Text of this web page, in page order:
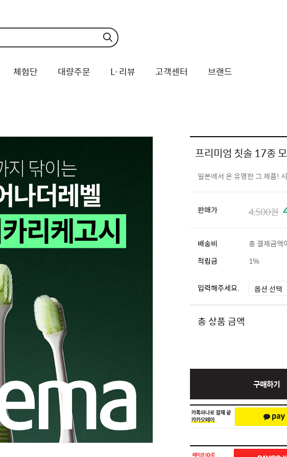
체험단 대량주문 L·리뷰 고객센터 브랜드
프리미엄 칫솔 17종
일본에서 온 유명한 그 제품!
판매가 4,500원
배송비
총 결제금액
적립금
1%
입력해주세요.
총 상품 금액
구매하기